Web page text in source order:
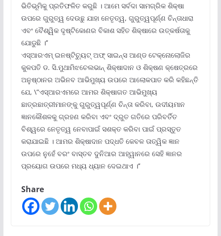
ଭିତିଭୂମିକୁ ପ୍ରତିଫଳିତ କରୁଛି । ଆମେ ସର୍ବଦା ସାମଗ୍ରିକ ଶିକ୍ଷା
ଉପରେ ଗୁରୁତ୍ୱ ଦେଉଛୁ ଯାହା ନେତୃତ୍ୱ, ଗୁରୁତ୍ୱପୂର୍ଣ୍ଣ ଚିନ୍ତାଧାରା
ଏବଂ ବୈଶ୍ୱିକ ଦୃଷ୍ଟିକୋଣର ବିକାଶ ସହିତ ଶିକ୍ଷାରେ ଉତ୍କର୍ଷତାକୁ
ଯୋଡୁଛି ।’’
ଏସ୍‌ଆରଏମ୍ ଇନଷ୍ଟିଚ୍ୟୁଟ୍ ଅଫ୍ ସାଇନ୍ସ ଆଣ୍ଡ ଟେକ୍ନୋଲୋଜିର
କୁଳପତି ଡ. ସି.ମୁଥାମିଝଚେଲଭାନ୍ ଶିକ୍ଷାଦାନ ଓ ଶିକ୍ଷଣ କ୍ଷେତ୍ରରେ
ଅନୁଷ୍ଠାନର ଅଭିନବ ଆଭିମୁଖ୍ୟ ଉପରେ ଆଲୋକପାତ କରି କହିଛନ୍ତି
ଯେ, \”ଏସ୍‌ଆରଏମରେ ଆମର ଶିକ୍ଷାଗତ ଆଭିମୁଖ୍ୟ
ଛାତ୍ରଛାତ୍ରୀମାନଙ୍କୁ ଗୁରୁତ୍ୱପୂର୍ଣ୍ଣ ଚିନ୍ତା କରିବା, ଉଦୀୟମାନ
ଜ୍ଞାନକୌଶଳକୁ ଗ୍ରହଣ କରିବା ଏବଂ ଦ୍ରୁତ ଗତିରେ ପରିବର୍ତିତ
ବିଶ୍ୱରେ ନେତୃତ୍ୱ ନେବାପାଇଁ ସଶକ୍ତ କରିବା ପାଇଁ ପ୍ରସ୍ତୁତ
କରାଯାଇଛି । ଆମର ଶିକ୍ଷାଦାନ ପଦ୍ଧତି କେବଳ ତାତ୍ୱିକ ଜ୍ଞାନ
ଉପରେ ନୁହେଁ ବରଂ ବାସ୍ତବ ଦୁନିଆର ଆହ୍ୱାନରେ ସେହି ଜ୍ଞାନର
ପ୍ରୟୋଗ ଉପରେ ମଧ୍ୟ ଧ୍ୟାନ ଦେଇଥାଏ ।’’
Share